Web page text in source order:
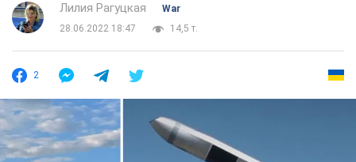
Лилия Рагуцкая
War
28.06.2022 18:47
14,5 т.
2